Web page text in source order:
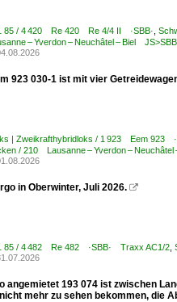
85 / 4 420 Re 420 Re 4/4 II ·SBB·
– Yverdon – Neuchâtel – Biel
923 030-1 ist mit vier
| Zweikrafthybridloks / 1 923 Eem 923
/ 210 Lausanne – Yverdon –
in Oberwinter, Juli 2026. 
85 / 4 482 Re 482 ·SBB· Traxx AC1/2
angemietet 193 074 ist zwischen
mehr zu sehen bekommen, die